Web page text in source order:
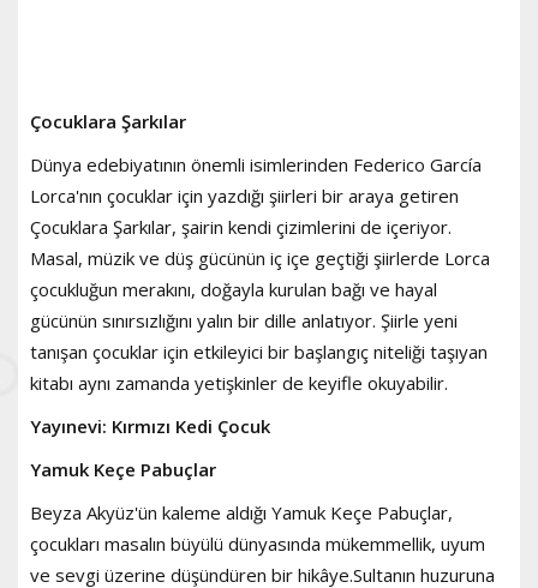
Çocuklara Şarkılar
Dünya edebiyatının önemli isimlerinden Federico García
Lorca'nın çocuklar için yazdığı şiirleri bir araya getiren
Çocuklara Şarkılar, şairin kendi çizimlerini de içeriyor.
Masal, müzik ve düş gücünün iç içe geçtiği şiirlerde Lorca
çocukluğun merakını, doğayla kurulan bağı ve hayal
gücünün sınırsızlığını yalın bir dille anlatıyor. Şiirle yeni
tanışan çocuklar için etkileyici bir başlangıç niteliği taşıyan
kitabı aynı zamanda yetişkinler de keyifle okuyabilir.
Yayınevi: Kırmızı Kedi Çocuk
Yamuk Keçe Pabuçlar
Beyza Akyüz'ün kaleme aldığı Yamuk Keçe Pabuçlar,
çocukları masalın büyülü dünyasında mükemmellik, uyum
ve sevgi üzerine düşündüren bir hikâye.Sultanın huzuruna